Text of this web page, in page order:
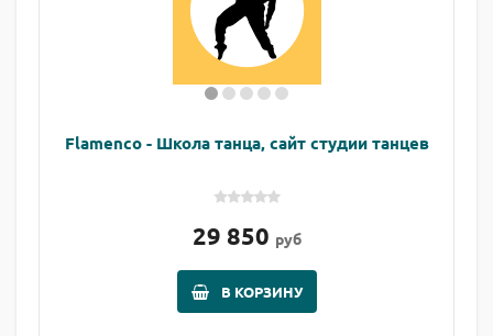
Flamenco - Школа танца, сайт студии танцев
29 850 руб
В КОРЗИНУ